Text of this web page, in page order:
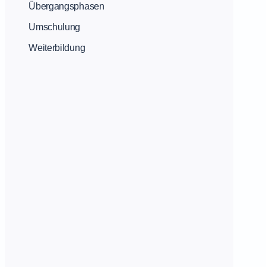
Übergangsphasen
Umschulung
Weiterbildung